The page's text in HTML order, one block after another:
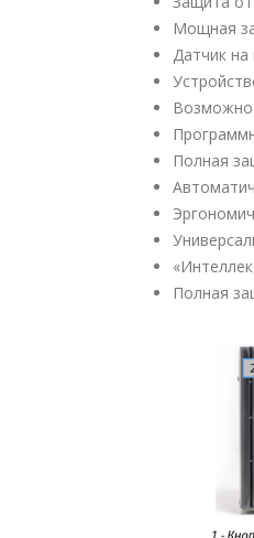
Мощная
Датчик на
Полная
Полная